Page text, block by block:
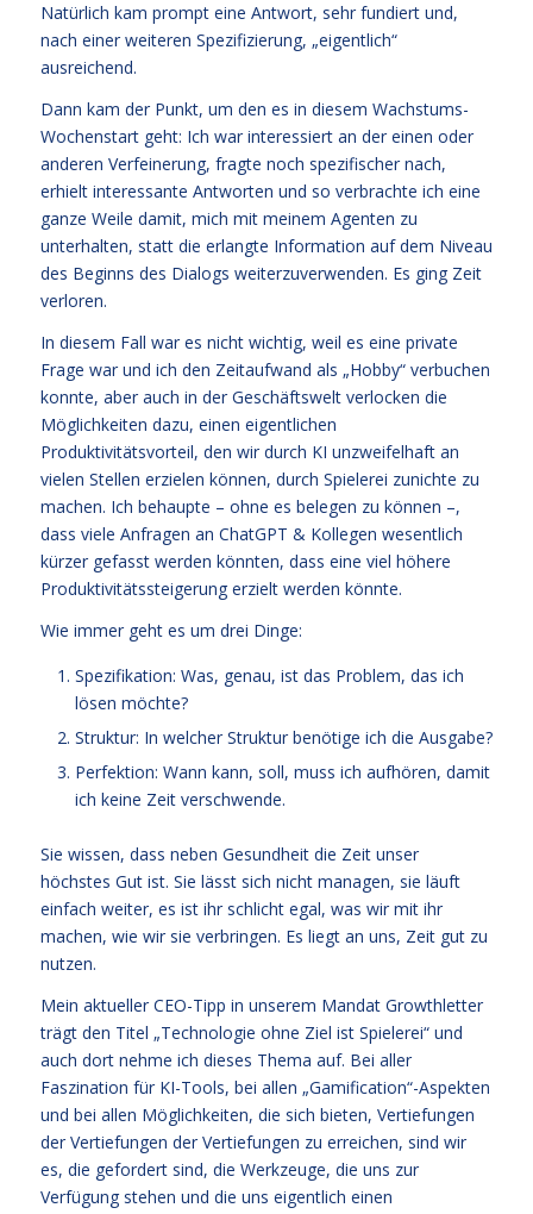
Natürlich kam prompt eine Antwort, sehr fundiert und,
nach einer weiteren Spezifizierung, „eigentlich“
ausreichend.
Dann kam der Punkt, um den es in diesem Wachstums-
Wochenstart geht: Ich war interessiert an der einen oder
anderen Verfeinerung, fragte noch spezifischer nach,
erhielt interessante Antworten und so verbrachte ich eine
ganze Weile damit, mich mit meinem Agenten zu
unterhalten, statt die erlangte Information auf dem Niveau
des Beginns des Dialogs weiterzuverwenden. Es ging Zeit
verloren.
In diesem Fall war es nicht wichtig, weil es eine private
Frage war und ich den Zeitaufwand als „Hobby“ verbuchen
konnte, aber auch in der Geschäftswelt verlocken die
Möglichkeiten dazu, einen eigentlichen
Produktivitätsvorteil, den wir durch KI unzweifelhaft an
vielen Stellen erzielen können, durch Spielerei zunichte zu
machen. Ich behaupte – ohne es belegen zu können –,
dass viele Anfragen an ChatGPT & Kollegen wesentlich
kürzer gefasst werden könnten, dass eine viel höhere
Produktivitätssteigerung erzielt werden könnte.
Wie immer geht es um drei Dinge:
Spezifikation: Was, genau, ist das Problem, das ich
lösen möchte?
Struktur: In welcher Struktur benötige ich die Ausgabe?
Perfektion: Wann kann, soll, muss ich aufhören, damit
ich keine Zeit verschwende.
Sie wissen, dass neben Gesundheit die Zeit unser
höchstes Gut ist. Sie lässt sich nicht managen, sie läuft
einfach weiter, es ist ihr schlicht egal, was wir mit ihr
machen, wie wir sie verbringen. Es liegt an uns, Zeit gut zu
nutzen.
Mein aktueller CEO-Tipp in unserem Mandat Growthletter
trägt den Titel „Technologie ohne Ziel ist Spielerei“ und
auch dort nehme ich dieses Thema auf. Bei aller
Faszination für KI-Tools, bei allen „Gamification“-Aspekten
und bei allen Möglichkeiten, die sich bieten, Vertiefungen
der Vertiefungen der Vertiefungen zu erreichen, sind wir
es, die gefordert sind, die Werkzeuge, die uns zur
Verfügung stehen und die uns eigentlich einen